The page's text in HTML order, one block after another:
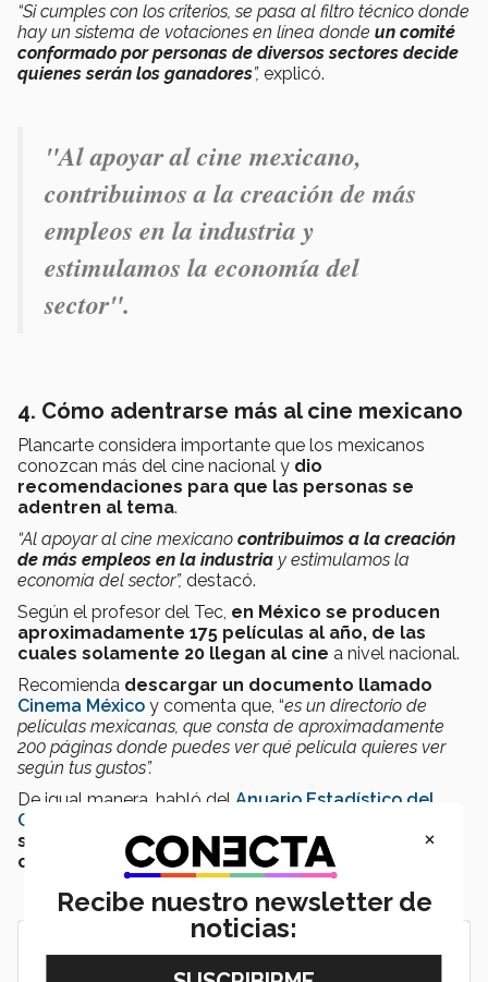
“Si cumples con los criterios, se pasa al filtro técnico donde
hay un sistema de votaciones en línea donde un comité
conformado por personas de diversos sectores decide
quienes serán los ganadores”, explicó.
"Al apoyar al cine mexicano,
contribuimos a la creación de más
empleos en la industria y
estimulamos la economía del
sector".
4. Cómo adentrarse más al cine mexicano
Plancarte considera importante que los mexicanos
conozcan más del cine nacional y dio
recomendaciones para que las personas se
adentren al tema.
“Al apoyar al cine mexicano contribuimos a la creación
de más empleos en la industria y estimulamos la
economía del sector”, destacó.
Según el profesor del Tec, en México se producen
aproximadamente 175 películas al año, de las
cuales solamente 20 llegan al cine a nivel nacional.
Recomienda descargar un documento llamado
Cinema México y comenta que, “es un directorio de
películas mexicanas, que consta de aproximadamente
200 páginas donde puedes ver qué película quieres ver
según tus gustos”.
De igual manera, habló del Anuario Estadístico del
Cine Mexicano
secretaría de cultura que contiene métricas de
consumo del cine mexicano.
×
Recibe nuestro newsletter de
noticias: